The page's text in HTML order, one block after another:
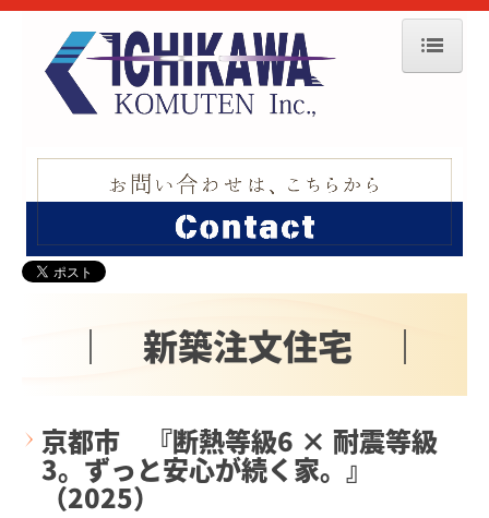
ホーム
市川工務店の家づくり
アフターフォロー
施工事例
見学会・イベント情報
会社概要
｜ 新築注文住宅 ｜
京都市 『断熱等級6 × 耐震等級
3。ずっと安心が続く家。』
（2025）